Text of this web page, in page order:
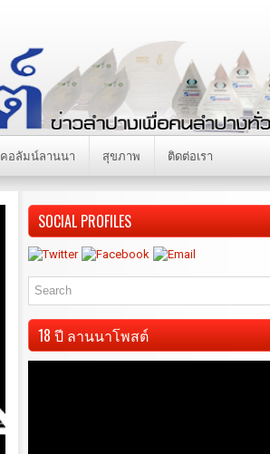
คอลัมน์ลานนา สุขภาพ ติดต่อเรา
SOCIAL PROFILES
18 ปี ลานนาโพสต์